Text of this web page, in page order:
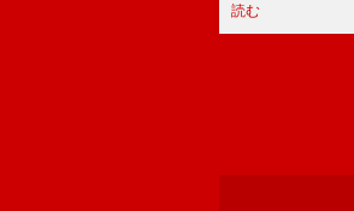
読む